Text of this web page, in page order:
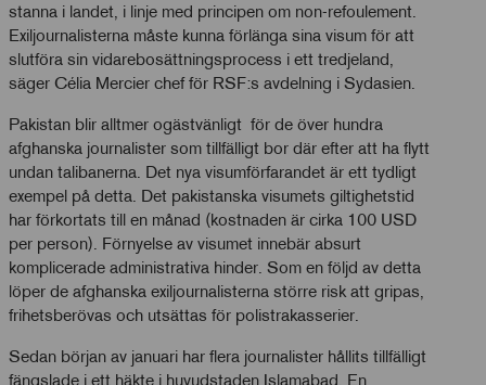
stanna i landet, i linje med principen om non-refoulement.
Exiljournalisterna måste kunna förlänga sina visum för att
slutföra sin vidarebosättningsprocess i ett tredjeland,
säger Célia Mercier chef för RSF:s avdelning i Sydasien.
Pakistan blir alltmer ogästvänligt för de över hundra
afghanska journalister som tillfälligt bor där efter att ha flytt
undan talibanerna. Det nya visumförfarandet är ett tydligt
exempel på detta. Det pakistanska visumets giltighetstid
har förkortats till en månad (kostnaden är cirka 100 USD
per person). Förnyelse av visumet innebär absurt
komplicerade administrativa hinder. Som en följd av detta
löper de afghanska exiljournalisterna större risk att gripas,
frihetsberövas och utsättas för polistrakasserier.
Sedan början av januari har flera journalister hållits tillfälligt
fängslade i ett häkte i huvudstaden Islamabad. En